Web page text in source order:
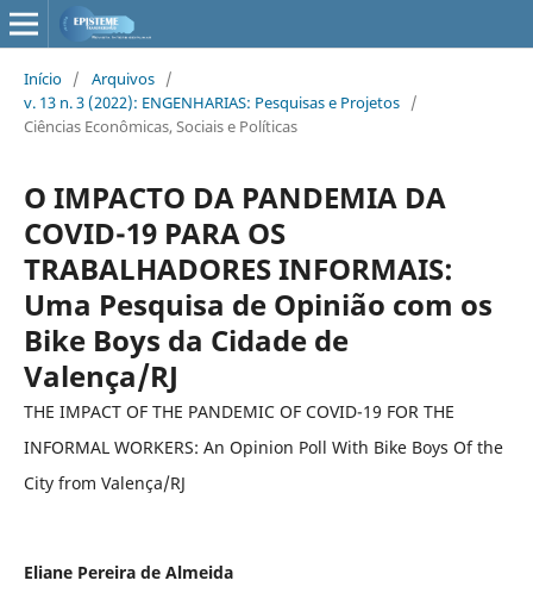
Início / Arquivos /
v. 13 n. 3 (2022): ENGENHARIAS: Pesquisas e Projetos /
Ciências Econômicas, Sociais e Políticas
O IMPACTO DA PANDEMIA DA
COVID-19 PARA OS
TRABALHADORES INFORMAIS:
Uma Pesquisa de Opinião com os
Bike Boys da Cidade de
Valença/RJ
THE IMPACT OF THE PANDEMIC OF COVID-19 FOR THE
INFORMAL WORKERS: An Opinion Poll With Bike Boys Of the
City from Valença/RJ
Eliane Pereira de Almeida